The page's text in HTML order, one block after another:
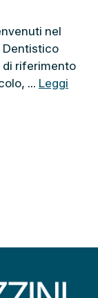
nel
Dentistico
di riferimento
… Leggi